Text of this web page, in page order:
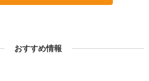
おすすめ情報